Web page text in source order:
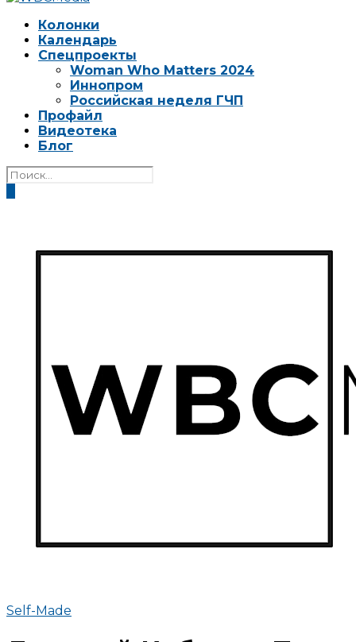
Колонки
Календарь
Спецпроекты
Woman Who Matters 2024
Иннопром
Российская неделя ГЧП
Профайл
Видеотека
Блог
Self-Made